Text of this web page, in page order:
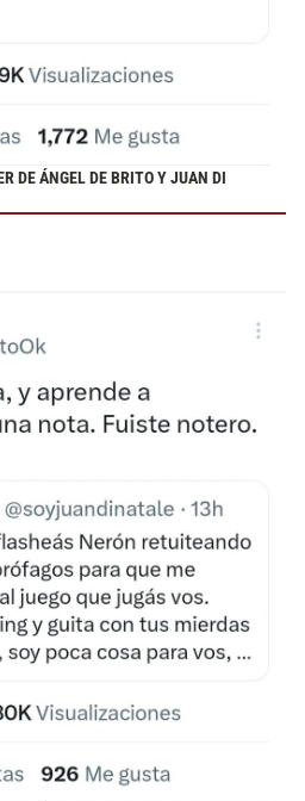
DE ÁNGEL DE BRITO Y JUAN DI